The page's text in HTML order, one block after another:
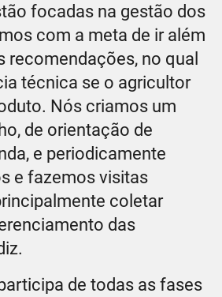
focadas na gestão dos
com a meta de ir além
recomendações, no qual
técnica se o agricultor
Nós criamos um
de orientação de
e periodicamente
e fazemos visitas
coletar
das
de todas as fases